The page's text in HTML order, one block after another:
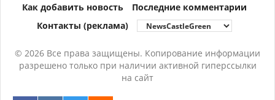
Как добавить новость
Последние комментарии
Контакты (реклама)
© 2026 Все права защищены. Копирование информации
разрешено только при наличии активной гиперссылки
на сайт